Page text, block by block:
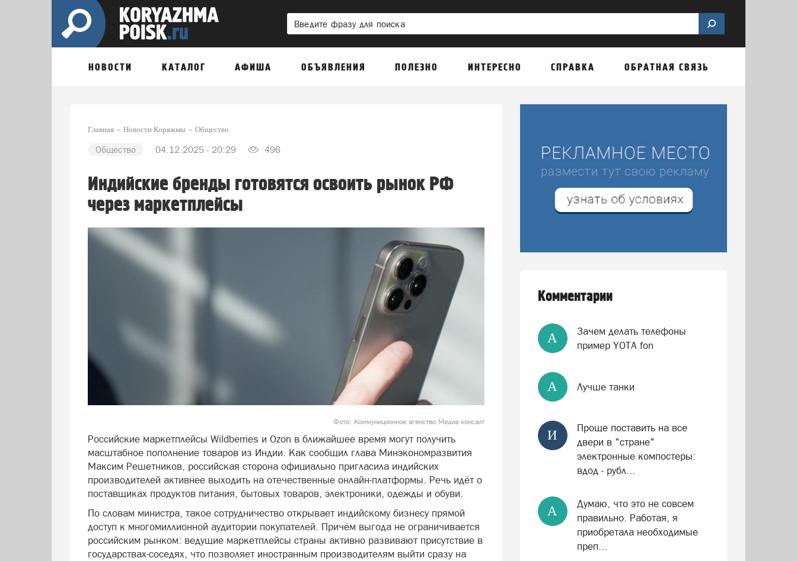
НОВОСТИ КАТАЛОГ АФИША ОБЪЯВЛЕНИЯ ПОЛЕЗНО ИНТЕРЕСНО СПРАВКА ОБРАТНАЯ СВЯЗЬ
Главная Новости Коряжмы Общество
Общество 04.12.2025 - 20:29 496
Индийские бренды готовятся освоить рынок РФ
через маркетплейсы
Фото: Коммуниционное агенство Медиа консалт
Российские маркетплейсы Wildberries и Ozon в ближайшее время могут получить
масштабное пополнение товаров из Индии. Как сообщил глава Минэкономразвития
Максим Решетников, российская сторона официально пригласила индийских
производителей активнее выходить на отечественные онлайн-платформы. Речь идёт о
поставщиках продуктов питания, бытовых товаров, электроники, одежды и обуви.
По словам министра, такое сотрудничество открывает индийскому бизнесу прямой
доступ к многомиллионной аудитории покупателей. Причём выгода не ограничивается
российским рынком: ведущие маркетплейсы страны активно развивают присутствие в
государствах-соседях, что позволяет иностранным производителям выйти сразу на
Комментарии
А
Зачем делать телефоны
пример YOTA fon
А Лучше танки
И
Проще поставить на все
двери в "стране"
электронные компостеры:
вдод - рубл...
А
Думаю, что это не совсем
правильно. Работая, я
приобретала необходимые
преп...